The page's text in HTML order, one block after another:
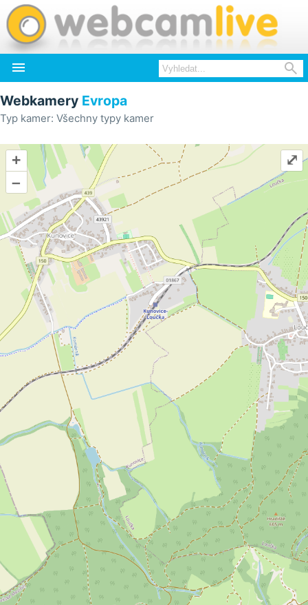
 
Webkamery Evropa
Typ kamer: Všechny typy kamer
+
–
⤢